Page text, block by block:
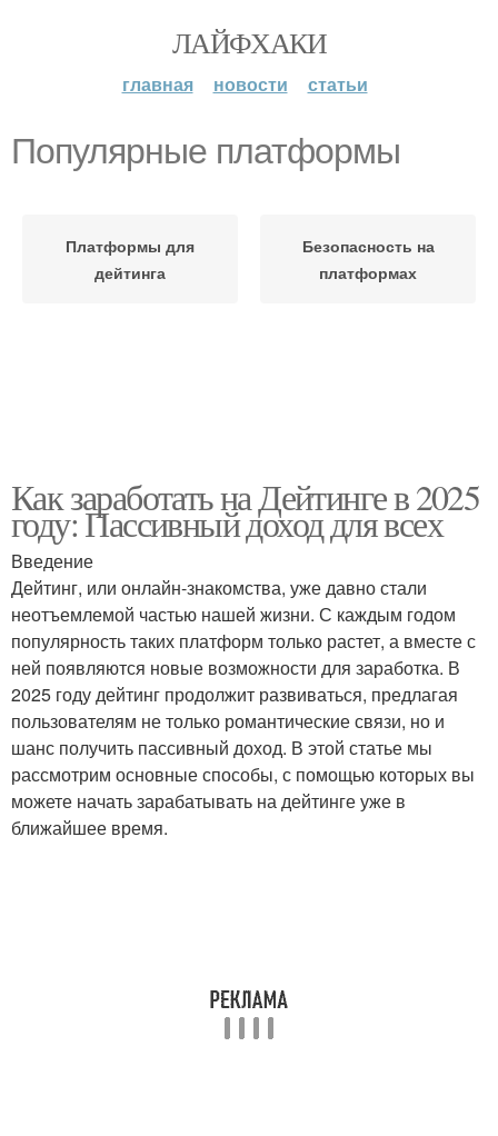
ЛАЙФХАКИ
главная новости статьи
Популярные платформы
Платформы для
дейтинга
Безопасность на
платформах
Как заработать на Дейтинге в 2025
году: Пассивный доход для всех
Введение
Дейтинг, или онлайн-знакомства, уже давно стали
неотъемлемой частью нашей жизни. С каждым годом
популярность таких платформ только растет, а вместе с
ней появляются новые возможности для заработка. В
2025 году дейтинг продолжит развиваться, предлагая
пользователям не только романтические связи, но и
шанс получить пассивный доход. В этой статье мы
рассмотрим основные способы, с помощью которых вы
можете начать зарабатывать на дейтинге уже в
ближайшее время.